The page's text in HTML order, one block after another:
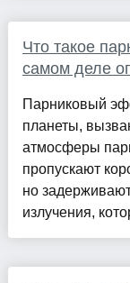
Что такое
самом деле
Парниковый
планеты,
атмосферы
пропускают
но
излучения,